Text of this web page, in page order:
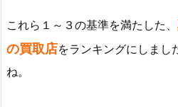
これら１～３の基準を満たした、
の買取店をランキングにしまし
ね。